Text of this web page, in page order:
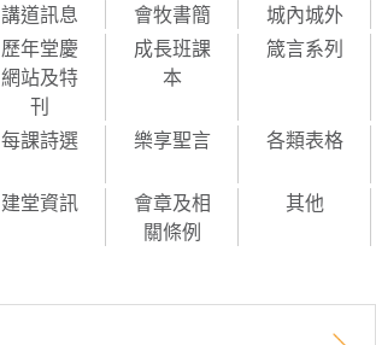
講道訊息 會牧書簡
城內城外
歷年堂慶
網站及特
刊
成長班課
本
箴言系列
每課詩選 樂享聖言 各類表格
建堂資訊
會章及相
關條例
其他